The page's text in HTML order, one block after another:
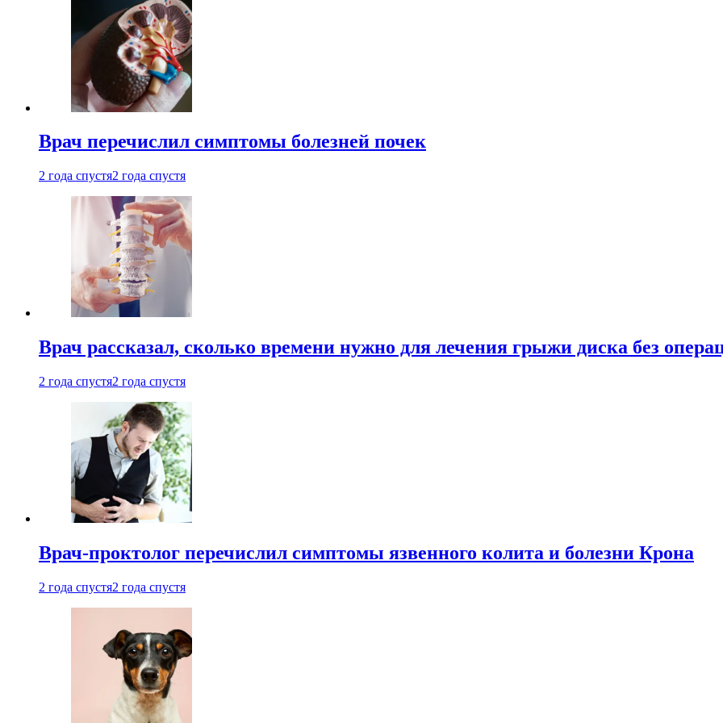
Врач перечислил симптомы болезней почек
2 года спустя2 года спустя
Врач рассказал, сколько времени нужно для лечения грыжи диска без
2 года спустя2 года спустя
Врач-проктолог перечислил симптомы язвенного колита и болезни Крона
2 года спустя2 года спустя